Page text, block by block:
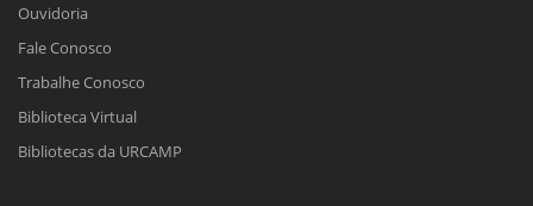
Ouvidoria
Fale Conosco
Trabalhe Conosco
Biblioteca Virtual
Bibliotecas da URCAMP